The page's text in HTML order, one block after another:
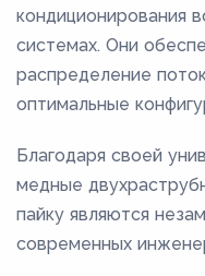
кондиционирования
системах. Они
распределение
оптимальные
Благодаря своей
медные
пайку являются
современных